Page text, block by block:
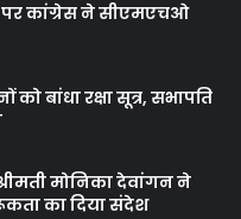
पर कांग्रेस ने सीएमएचओ
बांधा रक्षा सूत्र, सभापति
मोनिका देवांगन ने
का दिया संदेश